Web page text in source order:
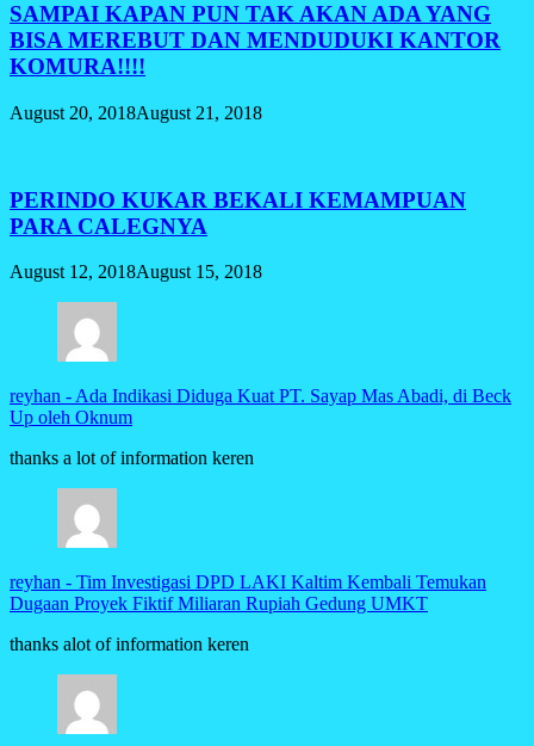
SAMPAI KAPAN PUN TAK AKAN ADA YANG
BISA MEREBUT DAN MENDUDUKI KANTOR
KOMURA!!!!
August 20, 2018August 21, 2018
PERINDO KUKAR BEKALI KEMAMPUAN
PARA CALEGNYA
August 12, 2018August 15, 2018
reyhan - Ada Indikasi Diduga Kuat PT. Sayap Mas Abadi, di Beck
Up oleh Oknum
thanks a lot of information keren
reyhan - Tim Investigasi DPD LAKI Kaltim Kembali Temukan
Dugaan Proyek Fiktif Miliaran Rupiah Gedung UMKT
thanks alot of information keren